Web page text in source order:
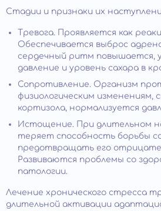
Стадии и признаки их
Тревога. Проявляется как
Обеспечивается выброс
сердечный ритм повышается,
давление и уровень сахара в
Сопротивление. Организм
физиологическим изменениям,
кортизола, нормализуется
Истощение. При длительном
теряет способность борьбы
предотвращать его
Развиваются проблемы со
патологии.
Лечение хронического стресса
длительной активации